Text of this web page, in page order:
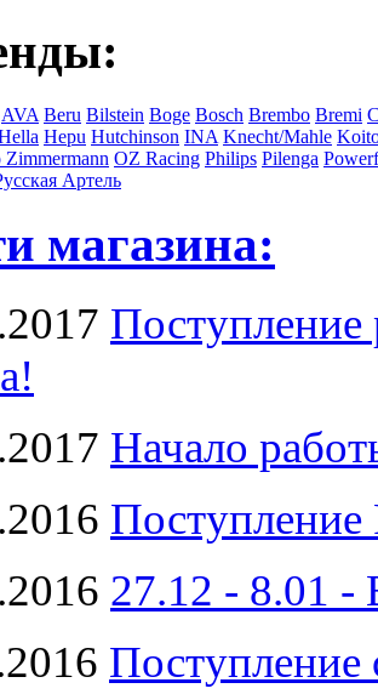
AVA Beru Bilstein Boge Bosch Brembo Bremi
Hepu Hutchinson INA Knecht/Mahle
Zimmermann OZ Racing Philips Pilenga
Артель
магазина:
Поступление
Начало
Поступление
27.12 -
Поступление